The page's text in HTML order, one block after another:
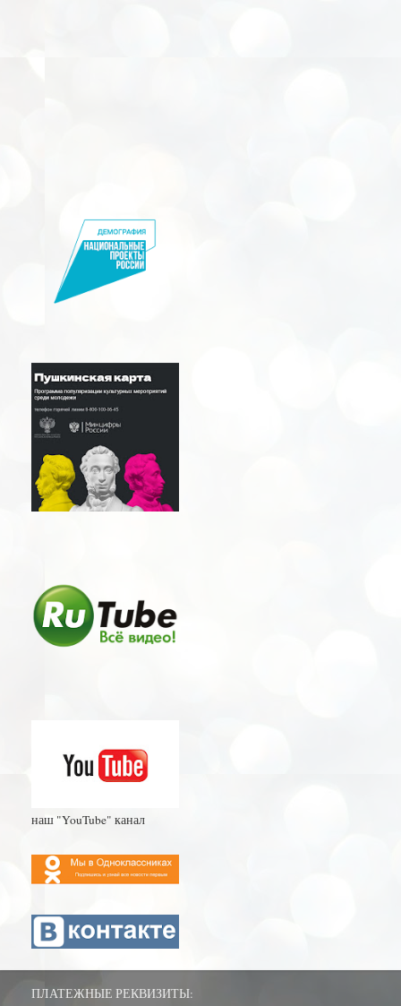
наш "YouTube" канал
ПЛАТЕЖНЫЕ РЕКВИЗИТЫ: